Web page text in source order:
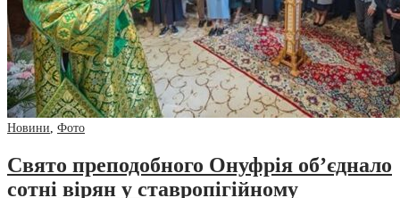
Новини Фото
Свято преподобного Онуфрія об’єднало
сотні вірян у ставропігійному